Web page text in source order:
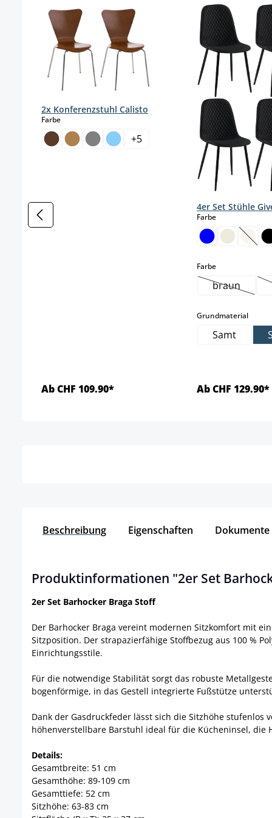
2x Konferenzstuhl Calisto
Farbeauswählen
+5
Ab CHF 109.90*
4er Set Stühle
Farbeauswählen
Farbeauswählen
braun
(Diese
Grundmaterial
Samt
Ab CHF 129.90*
Beschreibung Eigenschaften Dokumente
Produktinformationen "2er Set
2er Set Barhocker Braga Stoff
Der Barhocker Braga vereint modernen Sitzkomfort mit
Sitzposition. Der strapazierfähige Stoffbezug aus 100 %
Einrichtungsstile.
Für die notwendige Stabilität sorgt das robuste
bogenförmige, in das Gestell integrierte Fußstütze
Dank der Gasdruckfeder lässt sich die Sitzhöhe
höhenverstellbare Barstuhl ideal für die Kücheninsel, die
Details:
Gesamtbreite: 51 cm
Gesamthöhe: 89-109 cm
Gesamttiefe: 52 cm
Sitzhöhe: 63-83 cm